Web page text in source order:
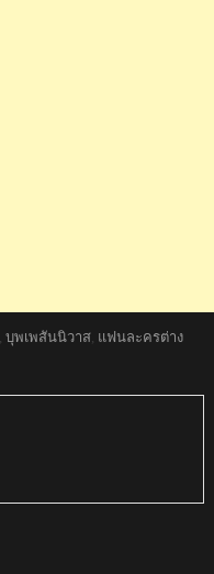
บุพเพสันนิวาส, แฟนละครต่าง